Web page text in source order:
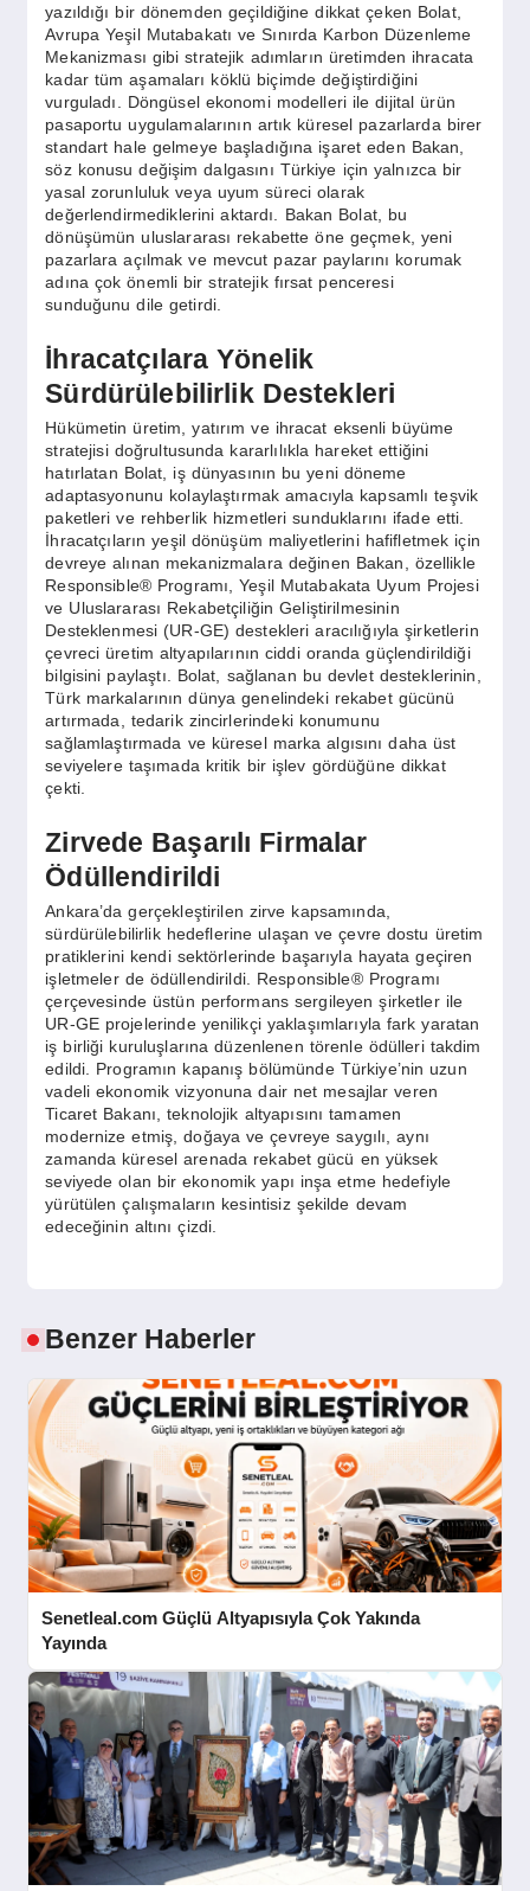
yazıldığı bir dönemden geçildiğine dikkat çeken Bolat,
Avrupa Yeşil Mutabakatı ve Sınırda Karbon Düzenleme
Mekanizması gibi stratejik adımların üretimden ihracata
kadar tüm aşamaları köklü biçimde değiştirdiğini
vurguladı. Döngüsel ekonomi modelleri ile dijital ürün
pasaportu uygulamalarının artık küresel pazarlarda birer
standart hale gelmeye başladığına işaret eden Bakan,
söz konusu değişim dalgasını Türkiye için yalnızca bir
yasal zorunluluk veya uyum süreci olarak
değerlendirmediklerini aktardı. Bakan Bolat, bu
dönüşümün uluslararası rekabette öne geçmek, yeni
pazarlara açılmak ve mevcut pazar paylarını korumak
adına çok önemli bir stratejik fırsat penceresi
sunduğunu dile getirdi.
İhracatçılara Yönelik
Sürdürülebilirlik Destekleri
Hükümetin üretim, yatırım ve ihracat eksenli büyüme
stratejisi doğrultusunda kararlılıkla hareket ettiğini
hatırlatan Bolat, iş dünyasının bu yeni döneme
adaptasyonunu kolaylaştırmak amacıyla kapsamlı teşvik
paketleri ve rehberlik hizmetleri sunduklarını ifade etti.
İhracatçıların yeşil dönüşüm maliyetlerini hafifletmek için
devreye alınan mekanizmalara değinen Bakan, özellikle
Responsible® Programı, Yeşil Mutabakata Uyum Projesi
ve Uluslararası Rekabetçiliğin Geliştirilmesinin
Desteklenmesi (UR-GE) destekleri aracılığıyla şirketlerin
çevreci üretim altyapılarının ciddi oranda güçlendirildiği
bilgisini paylaştı. Bolat, sağlanan bu devlet desteklerinin,
Türk markalarının dünya genelindeki rekabet gücünü
artırmada, tedarik zincirlerindeki konumunu
sağlamlaştırmada ve küresel marka algısını daha üst
seviyelere taşımada kritik bir işlev gördüğüne dikkat
çekti.
Zirvede Başarılı Firmalar
Ödüllendirildi
Ankara’da gerçekleştirilen zirve kapsamında,
sürdürülebilirlik hedeflerine ulaşan ve çevre dostu üretim
pratiklerini kendi sektörlerinde başarıyla hayata geçiren
işletmeler de ödüllendirildi. Responsible® Programı
çerçevesinde üstün performans sergileyen şirketler ile
UR-GE projelerinde yenilikçi yaklaşımlarıyla fark yaratan
iş birliği kuruluşlarına düzenlenen törenle ödülleri takdim
edildi. Programın kapanış bölümünde Türkiye’nin uzun
vadeli ekonomik vizyonuna dair net mesajlar veren
Ticaret Bakanı, teknolojik altyapısını tamamen
modernize etmiş, doğaya ve çevreye saygılı, aynı
zamanda küresel arenada rekabet gücü en yüksek
seviyede olan bir ekonomik yapı inşa etme hedefiyle
yürütülen çalışmaların kesintisiz şekilde devam
edeceğinin altını çizdi.
Benzer Haberler
Senetleal.com Güçlü Altyapısıyla Çok Yakında
Yayında